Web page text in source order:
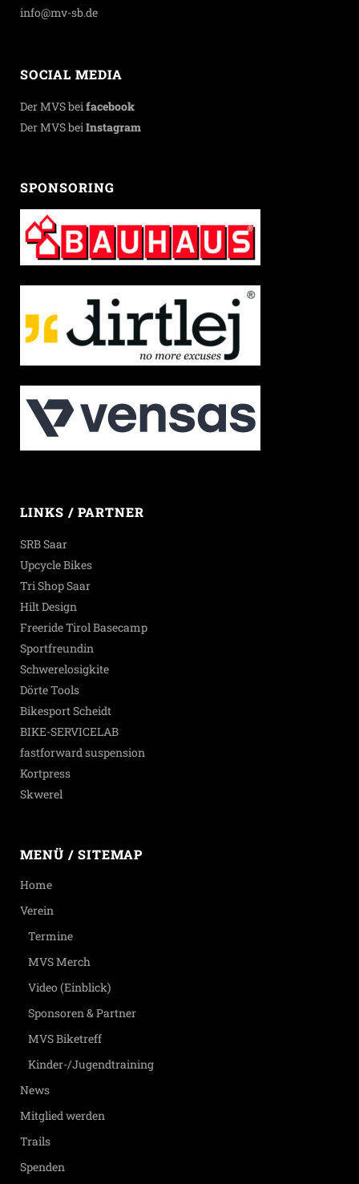
info@mv-sb.de
SOCIAL MEDIA
Der MVS beifacebook
Der MVS beiInstagram
SPONSORING
LINKS / PARTNER
SRB Saar
Upcycle Bikes
Tri Shop Saar
Hilt Design
Freeride Tirol Basecamp
Sportfreundin
Schwerelosigkite
Dörte Tools
Bikesport Scheidt
BIKE-SERVICELAB
fastforward suspension
Kortpress
Skwerel
MENÜ / SITEMAP
Home
Verein
Termine
MVS Merch
Video (Einblick)
Sponsoren & Partner
MVS Biketreff
Kinder-/Jugendtraining
News
Mitglied werden
Trails
Spenden